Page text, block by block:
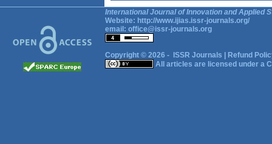
International Journal of Innovation and Applied
Website: http://www.ijias.issr-journals.org/
email: office@issr-journals.org
Copyright © 2026 - ISSR Journals
Refund
All articles are licensed under a